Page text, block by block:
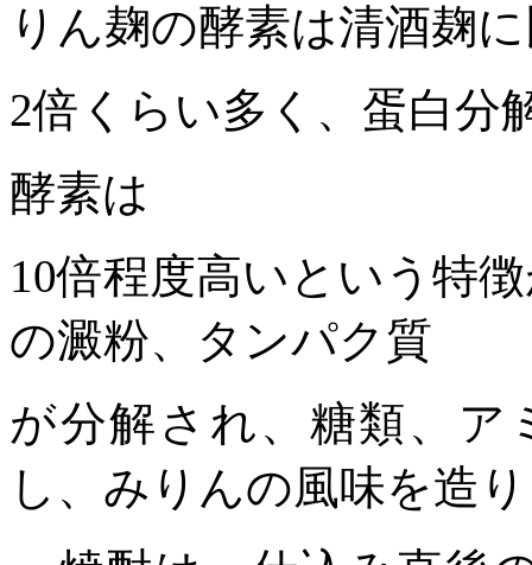
りん麹の酵素は清酒麹
2倍くらい多く、蛋白分
酵素は
10倍程度高いという特
の澱粉、タンパク質
が分解され、糖類、ア
し、みりんの風味を造